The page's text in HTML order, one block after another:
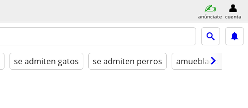
anúnciate cuenta
se admiten gatos se admiten perros amueblado